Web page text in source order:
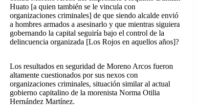
Huato [a quien también se le vincula con
organizaciones criminales] de que siendo alcalde envió
a hombres armados a asesinarlo y que mientras siguiera
gobernando la capital seguiría bajo el control de la
delincuencia organizada [Los Rojos en aquellos años]?
Los resultados en seguridad de Moreno Arcos fueron
altamente cuestionados por sus nexos con
organizaciones criminales, situación similar al actual
gobierno capitalino de la morenista Norma Otilia
Hernández Martínez.